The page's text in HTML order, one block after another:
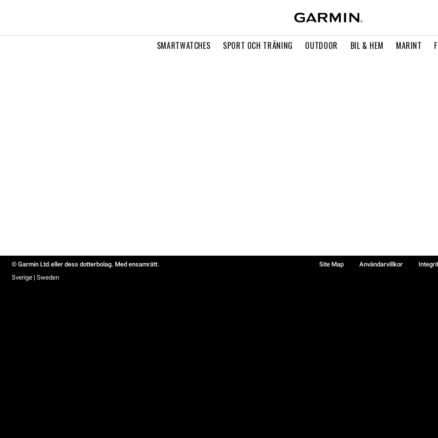
SMARTWATCHES SPORT OCH TRÄNING OUTDOOR BIL & HEM MARINT
© Garmin Ltd.eller dess dotterbolag. Med ensamrätt. Site Map Användarvillkor
Sverige | Sweden